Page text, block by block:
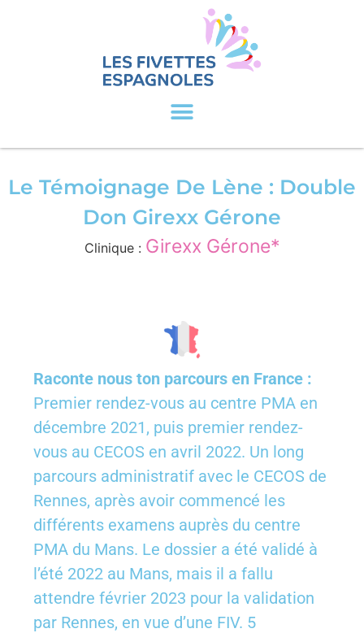
Le Témoignage De Lène : Double
Don Girexx Gérone
Clinique : Girexx Gérone*
Raconte nous ton parcours en France :
Premier rendez-vous au centre PMA en
décembre 2021, puis premier rendez-
vous au CECOS en avril 2022. Un long
parcours administratif avec le CECOS de
Rennes, après avoir commencé les
différents examens auprès du centre
PMA du Mans. Le dossier a été validé à
l’été 2022 au Mans, mais il a fallu
attendre février 2023 pour la validation
par Rennes, en vue d’une FIV. 5